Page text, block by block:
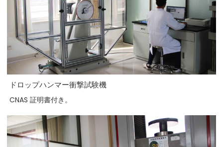
ドロップハンマー衝撃試験機
CNAS 証明書付き。